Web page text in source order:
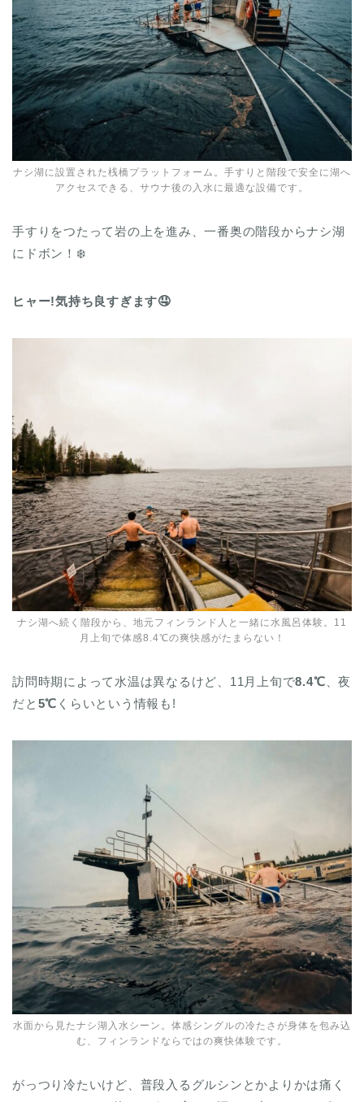
ナシ湖に設置された桟橋プラットフォーム。手すりと階段で安全に湖へ
アクセスできる、サウナ後の入水に最適な設備です。
手すりをつたって岩の上を進み、一番奥の階段からナシ湖
にドボン！❄️
ヒャー!気持ち良すぎます🤤
ナシ湖へ続く階段から、地元フィンランド人と一緒に水風呂体験。11
月上旬で体感8.4℃の爽快感がたまらない！
訪問時期によって水温は異なるけど、11月上旬で8.4℃、夜
だと 5℃ くらいという情報も!
水面から見たナシ湖入水シーン。体感シングルの冷たさが身体を包み込
む、フィンランドならではの爽快体験です。
がっつり冷たいけど、普段入るグルシンとかよりかは痛く